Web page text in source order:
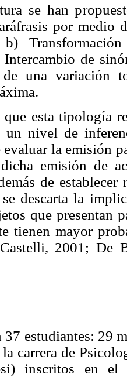
se han
por medio
b)
Intercambio de
una variación
que esta tipología
un nivel de
la emisión
emisión de
de
descarta la
que presentan
tienen mayor
2001; De
estudiantes: 29
la carrera de
inscritos en